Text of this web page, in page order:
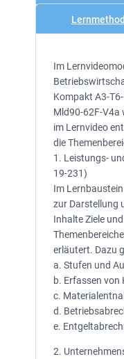
Im
Kompakt A3-
Mld90-62F-V4a
im Lernvideo
die
1. Leistungs-
19-231)
Im
zur Darstellung
Inhalte Ziele
erläutert. Dazu
a. Stufen und
b. Erfassen von
c.
d.
e.
2.